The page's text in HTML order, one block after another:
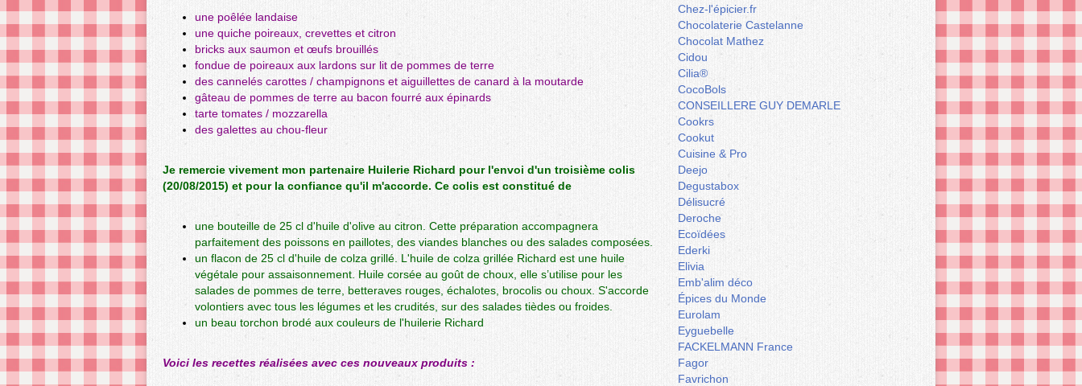
une poêlée landaise
une quiche poireaux, crevettes et citron
bricks aux saumon et œufs brouillés
fondue de poireaux aux lardons sur lit de pommes de terre
des cannelés carottes / champignons et aiguillettes de canard à la moutarde
gâteau de pommes de terre au bacon fourré aux épinards
tarte tomates / mozzarella
des galettes au chou-fleur
Je remercie vivement mon partenaire Huilerie Richard pour l'envoi d'un troisième colis
(20/08/2015) et pour la confiance qu'il m'accorde. Ce colis est constitué de
une bouteille de 25 cl d'huile d'olive au citron. Cette préparation accompagnera
parfaitement des poissons en paillotes, des viandes blanches ou des salades composées.
un flacon de 25 cl d'huile de colza grillé . L'huile de colza grillée Richard est une huile
végétale pour assaisonnement. Huile corsée au goût de choux, elle s’utilise pour les
salades de pommes de terre, betteraves rouges, échalotes, brocolis ou choux. S'accorde
volontiers avec tous les légumes et les crudités, sur des salades tièdes ou froides.
un beau torchon brodé aux couleurs de l'huilerie Richard
Voici les recettes réalisées avec ces nouveaux produits :
Chez-l'épicier.fr
Chocolaterie Castelanne
Chocolat Mathez
Cidou
Cilia®
CocoBols
CONSEILLERE GUY DEMARLE
Cookrs
Cookut
Cuisine & Pro
Deejo
Degustabox
Délisucré
Deroche
Ecoïdées
Ederki
Elivia
Emb'alim déco
Épices du Monde
Eurolam
Eyguebelle
FACKELMANN France
Fagor
Favrichon